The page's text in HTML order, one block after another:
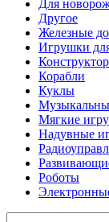
Для
Другое
Железные
Игрушки
Корабли
Куклы
Мягкие
Надувные
Роботы